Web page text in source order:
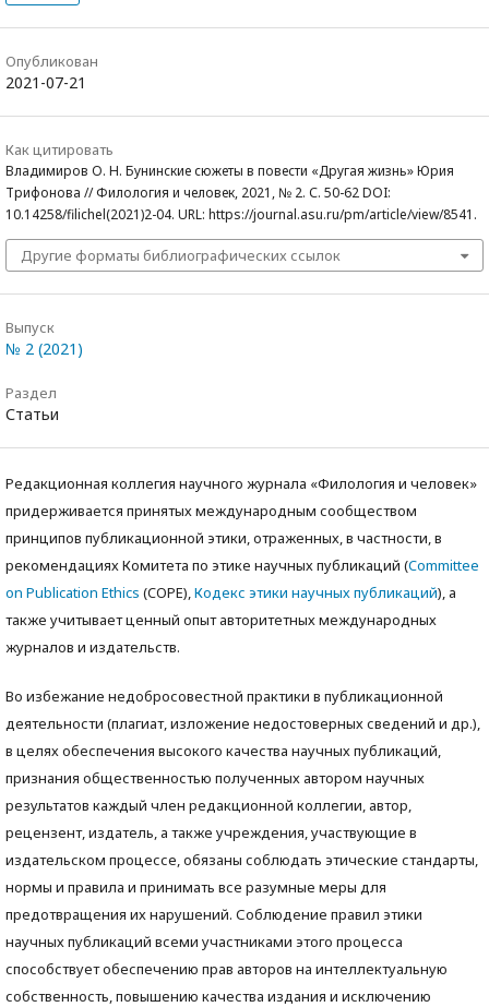
Опубликован
2021-07-21
Как цитировать
Владимиров О. Н. Бунинские сюжеты в повести «Другая жизнь» Юрия
Трифонова // Филология и человек, 2021, № 2. С. 50-62 DOI:
10.14258/filichel(2021)2-04. URL: https://journal.asu.ru/pm/article/view/8541.
Другие форматы библиографических ссылок
Выпуск
№ 2 (2021)
Раздел
Статьи
Редакционная коллегия научного журнала «Филология и человек»
придерживается принятых международным сообществом
принципов публикационной этики, отраженных, в частности, в
рекомендациях Комитета по этике научных публикаций (Committee
on Publication Ethics (COPE),Кодекс этики научных публикаций), а
также учитываeт ценный опыт авторитетных международных
журналов и издательств.
Во избежание недобросовестной практики в публикационной
деятельности (плагиат, изложение недостоверных сведений и др.),
в целях обеспечения высокого качества научных публикаций,
признания общественностью полученных автором научных
результатов каждый член редакционной коллегии, автор,
рецензент, издатель, а также учреждения, участвующие в
издательском процессе, обязаны соблюдать этические стандарты,
нормы и правила и принимать все разумные меры для
предотвращения их нарушений. Соблюдение правил этики
научных публикаций всеми участниками этого процесса
способствует обеспечению прав авторов на интеллектуальную
собственность, повышению качества издания и исключению